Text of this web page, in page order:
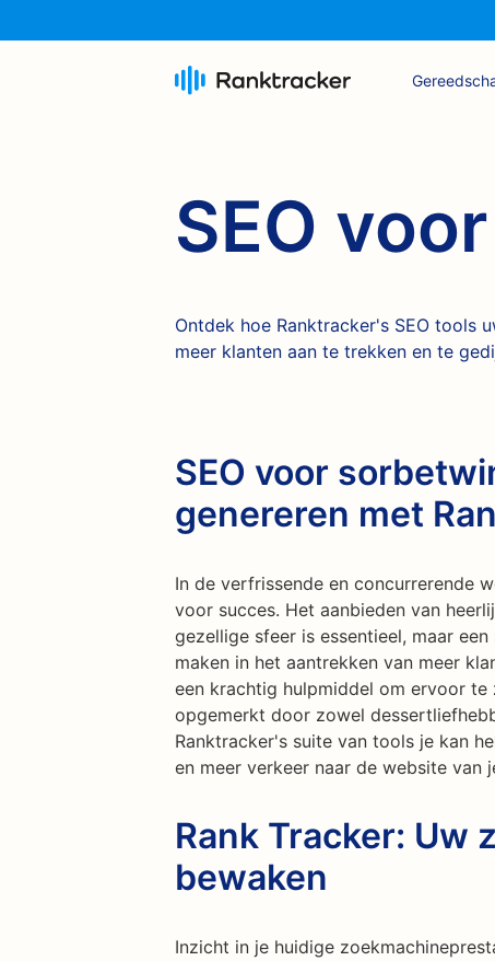
SEO
Ontdek hoe Ranktracker's SEO tools
meer klanten aan te trekken en te
SEO voor
genereren met
In de verfrissende en concurrerende
voor succes. Het aanbieden van
gezellige sfeer is essentieel, maar
maken in het aantrekken van meer
een krachtig hulpmiddel om ervoor
opgemerkt door zowel
Ranktracker's suite van tools je kan
en meer verkeer naar de website van
Rank Tracker: Uw
bewaken
Inzicht in je huidige